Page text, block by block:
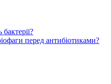
перед антибіотиками?